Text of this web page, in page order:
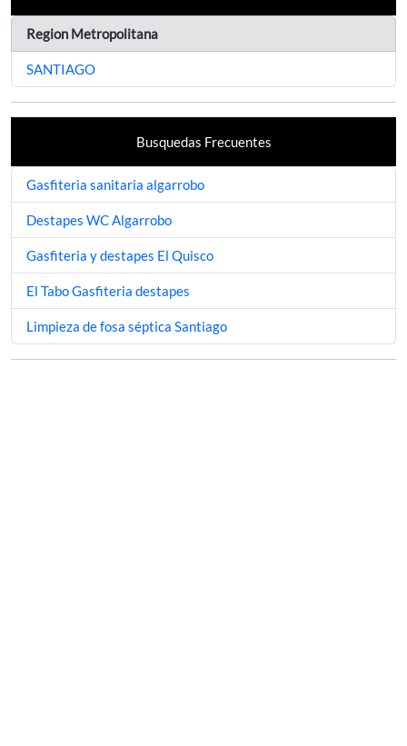
Region Metropolitana
SANTIAGO
Busquedas Frecuentes
Gasfiteria sanitaria algarrobo
Destapes WC Algarrobo
Gasfiteria y destapes El Quisco
El Tabo Gasfiteria destapes
Limpieza de fosa séptica Santiago